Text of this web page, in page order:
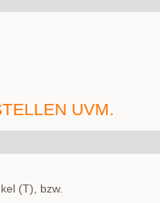
UVM.
(T), bzw.